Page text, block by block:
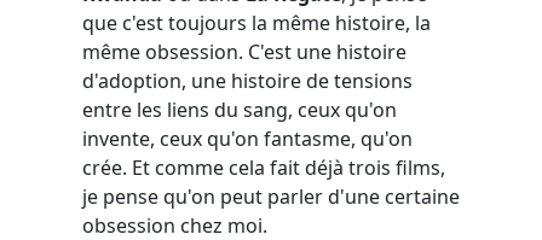
que c'est toujours la même histoire, la
même obsession. C'est une histoire
d'adoption, une histoire de tensions
entre les liens du sang, ceux qu'on
invente, ceux qu'on fantasme, qu'on
crée. Et comme cela fait déjà trois films,
je pense qu'on peut parler d'une certaine
obsession chez moi.